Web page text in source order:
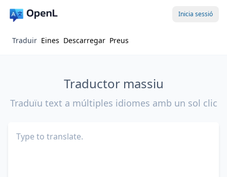
Inicia sessió
Traduir Eines Descarregar Preus
Traductor massiu
Traduïu text a múltiples idiomes amb un sol clic